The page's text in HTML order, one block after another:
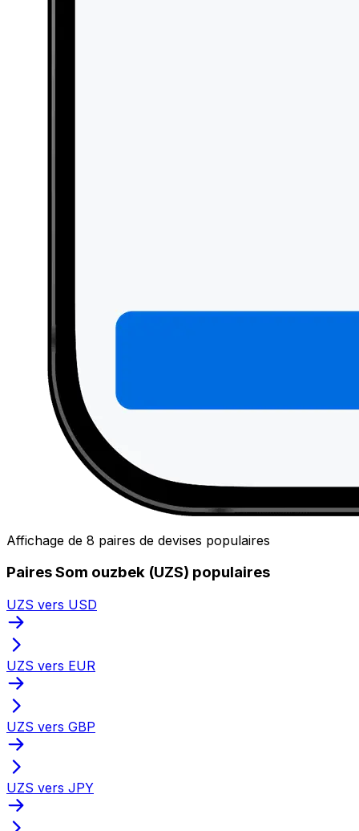
Affichage de 8 paires de devises populaires
Paires Som ouzbek (UZS) populaires
UZS vers USD
UZS vers EUR
UZS vers GBP
UZS vers JPY